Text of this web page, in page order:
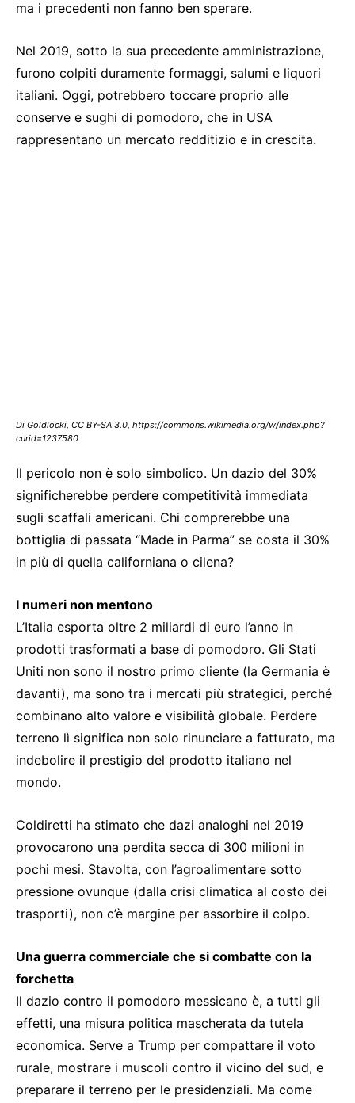
ma i precedenti non fanno ben sperare.
Nel 2019, sotto la sua precedente amministrazione,
furono colpiti duramente formaggi, salumi e liquori
italiani. Oggi, potrebbero toccare proprio alle
conserve e sughi di pomodoro, che in USA
rappresentano un mercato redditizio e in crescita.
Di Goldlocki, CC BY-SA 3.0, https://commons.wikimedia.org/w/index.php?
curid=1237580
Il pericolo non è solo simbolico. Un dazio del 30%
significherebbe perdere competitività immediata
sugli scaffali americani. Chi comprerebbe una
bottiglia di passata “Made in Parma” se costa il 30%
in più di quella californiana o cilena?
I numeri non mentono
L’Italia esporta oltre 2 miliardi di euro l’anno in
prodotti trasformati a base di pomodoro. Gli Stati
Uniti non sono il nostro primo cliente (la Germania è
davanti), ma sono tra i mercati più strategici, perché
combinano alto valore e visibilità globale. Perdere
terreno lì significa non solo rinunciare a fatturato, ma
indebolire il prestigio del prodotto italiano nel
mondo.
Coldiretti ha stimato che dazi analoghi nel 2019
provocarono una perdita secca di 300 milioni in
pochi mesi. Stavolta, con l’agroalimentare sotto
pressione ovunque (dalla crisi climatica al costo dei
trasporti), non c’è margine per assorbire il colpo.
Una guerra commerciale che si combatte con la
forchetta
Il dazio contro il pomodoro messicano è, a tutti gli
effetti, una misura politica mascherata da tutela
economica. Serve a Trump per compattare il voto
rurale, mostrare i muscoli contro il vicino del sud, e
preparare il terreno per le presidenziali. Ma come